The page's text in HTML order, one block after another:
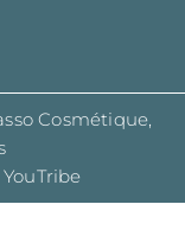
Cosmétique,